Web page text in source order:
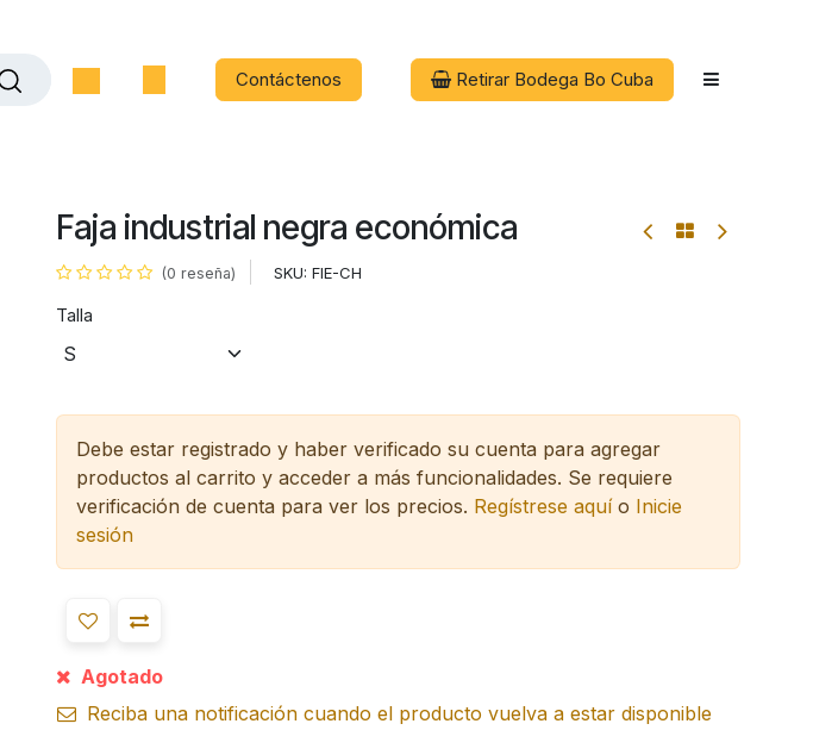
Contáctenos Retirar Bodega Bo Cuba
Faja industrial negra económica
(0 reseña) SKU: FIE-CH
Talla
Debe estar registrado y haber verificado su cuenta para agregar
productos al carrito y acceder a más funcionalidades. Se requiere
verificación de cuenta para ver los precios. Regístrese aquío Inicie
sesión
Agotado
Reciba una notificación cuando el producto vuelva a estar disponible